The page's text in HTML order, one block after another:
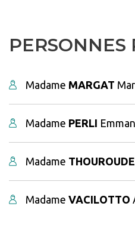
PERSONNES
Madame MARGAT
Madame PERLI
Madame THOUROUDE
Madame VACILOTTO